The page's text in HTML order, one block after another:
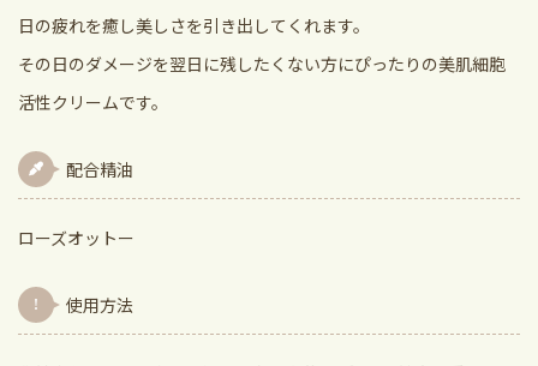
日の疲れを癒し美しさを引き出してくれます。
その日のダメージを翌日に残したくない方にぴったりの美肌細胞
活性クリームです。
配合精油
ローズオットー
使用方法